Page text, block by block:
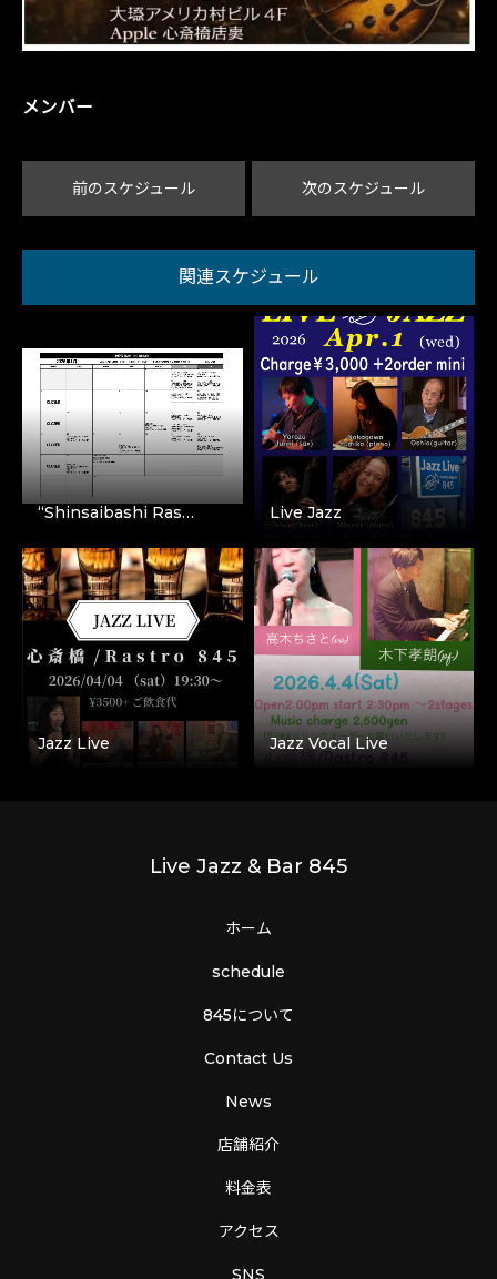
メンバー
前のスケジュール 次のスケジュール
関連スケジュール
“Shinsaibashi Ras… Live Jazz
Jazz Live Jazz Vocal Live
Live Jazz & Bar 845
ホーム
schedule
845について
Contact Us
News
店舗紹介
料金表
アクセス
SNS